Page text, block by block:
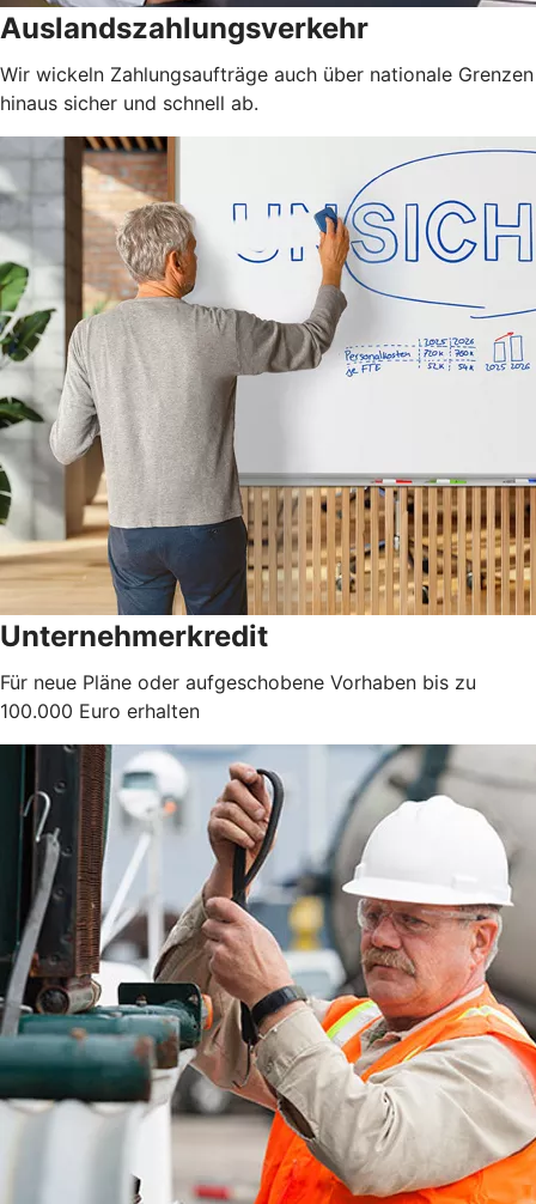
Auslandszahlungsverkehr
Wir wickeln Zahlungsaufträge auch über nationale Grenzen
hinaus sicher und schnell ab.
Unternehmerkredit
Für neue Pläne oder aufgeschobene Vorhaben bis zu
100.000 Euro erhalten